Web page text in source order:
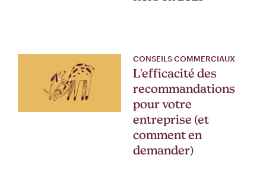
CONSEILS COMMERCIAUX
L'efficacité des
recommandations
pour votre
entreprise (et
comment en
demander)